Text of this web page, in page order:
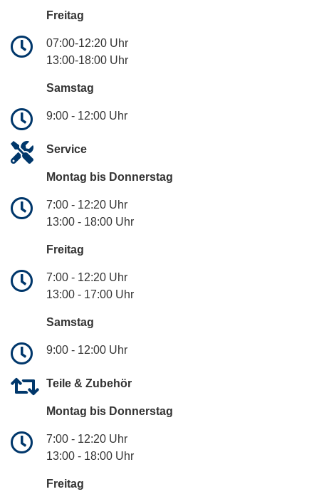
Freitag
07:00-12:20 Uhr
13:00-18:00 Uhr
Samstag
9:00 - 12:00 Uhr
Service
Montag bis Donnerstag
7:00 - 12:20 Uhr
13:00 - 18:00 Uhr
Freitag
7:00 - 12:20 Uhr
13:00 - 17:00 Uhr
Samstag
9:00 - 12:00 Uhr
Teile & Zubehör
Montag bis Donnerstag
7:00 - 12:20 Uhr
13:00 - 18:00 Uhr
Freitag